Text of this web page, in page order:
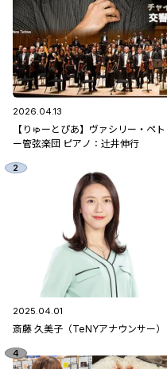
2026.04.13
【りゅーとぴあ】ヴァシリー・
ー管弦楽団 ピアノ：辻󠄀井伸行
2025.04.01
斎藤 久美子（TeNYアナウンサー）